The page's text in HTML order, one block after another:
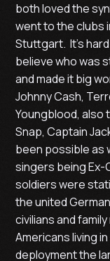
both loved the
went to the clubs
Stuttgart. It's
believe who was
and made it big
Johnny Cash,
Youngblood, also
Snap, Captain
been possible as
singers being Ex-
soldiers were
the united
civilians and
Americans living
deployment the